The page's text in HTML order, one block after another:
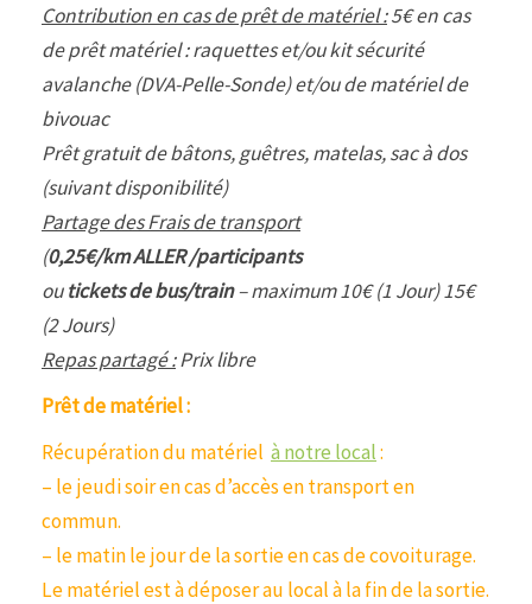
Contribution en cas de prêt de matériel :5€ en cas
de prêt matériel : raquettes et/ou kit sécurité
avalanche (DVA-Pelle-Sonde) et/ou de matériel de
bivouac
Prêt gratuit de bâtons, guêtres, matelas, sac à dos
(suivant disponibilité)
Partage des Frais de transport
(0,25€/km ALLER /participants
outickets de bus/train– maximum 10€ (1 Jour) 15€
(2 Jours)
Repas partagé :Prix libre
Prêt de matériel :
Récupération du matériel à notre local:
– le jeudi soir en cas d’accès en transport en
commun.
– le matin le jour de la sortie en cas de covoiturage.
Le matériel est à déposer au local à la fin de la sortie.